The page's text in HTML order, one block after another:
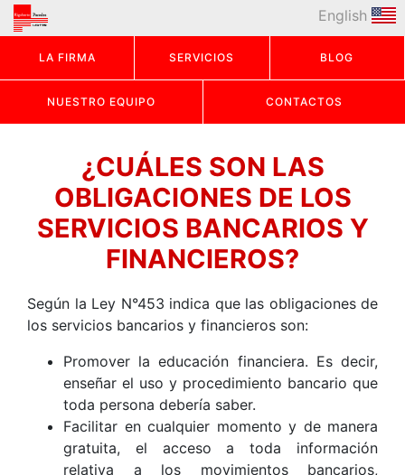
LA FIRMA SERVICIOS BLOG
NUESTRO EQUIPO CONTACTOS
English
¿CUÁLES SON LAS
OBLIGACIONES DE LOS
SERVICIOS BANCARIOS Y
FINANCIEROS?
Según la Ley N°453 indica que las obligaciones de
los servicios bancarios y financieros son:
Promover la educación financiera. Es decir,
enseñar el uso y procedimiento bancario que
toda persona debería saber.
Facilitar en cualquier momento y de manera
gratuita, el acceso a toda información
relativa a los movimientos bancarios,